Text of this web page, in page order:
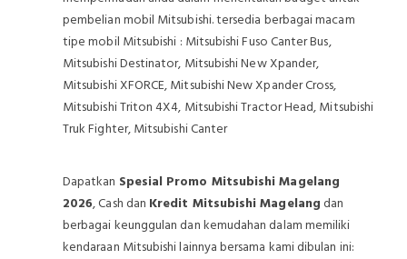
pembelian mobil Mitsubishi. tersedia berbagai macam
tipe mobil Mitsubishi : Mitsubishi Fuso Canter Bus,
Mitsubishi Destinator, Mitsubishi New Xpander,
Mitsubishi XFORCE, Mitsubishi New Xpander Cross,
Mitsubishi Triton 4X4, Mitsubishi Tractor Head, Mitsubishi
Truk Fighter, Mitsubishi Canter
Dapatkan Spesial Promo Mitsubishi Magelang
2026, Cash dan Kredit Mitsubishi Magelang dan
berbagai keunggulan dan kemudahan dalam memiliki
kendaraan Mitsubishi lainnya bersama kami dibulan ini: